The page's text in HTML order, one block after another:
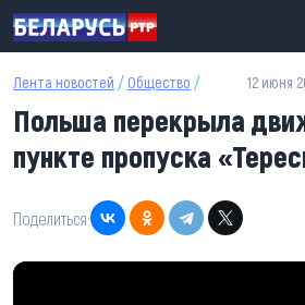
Перейти к основному содержанию
Лента новостей / Общество / 12 июня
Польша перекрыла
пункте пропуска
Поделиться: